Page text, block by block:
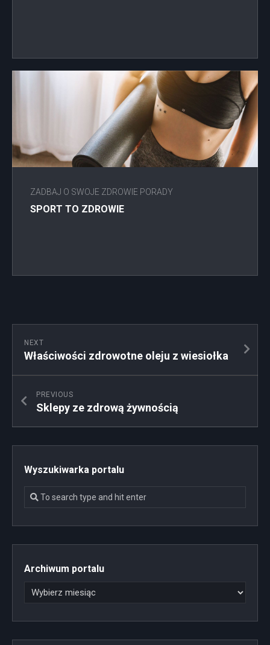
ZADBAJ O SWOJE ZDROWIE PORADY
SPORT TO ZDROWIE
NEXT
Właściwości zdrowotne oleju z wiesiołka
PREVIOUS
Sklepy ze zdrową żywnością
Wyszukiwarka portalu
Archiwum portalu